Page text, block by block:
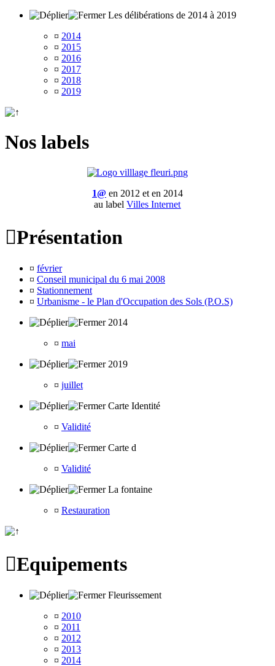
Les délibérations de 2014 à 2019
¤ 2014
¤ 2015
¤ 2016
¤ 2017
¤ 2018
¤ 2019
Nos labels
1@ en 2012 et en 2014
au labelVilles Internet
Présentation
¤ février
¤ Conseil municipal du 6 mai 2008
¤ Stationnement
¤ Urbanisme - le Plan d'Occupation des Sols (P.O.S)
2014
¤ mai
2019
¤ juillet
Carte Identité
¤ Validité
Carte d
¤ Validité
La fontaine
¤ Restauration
Equipements
Fleurissement
¤ 2010
¤ 2011
¤ 2012
¤ 2013
¤ 2014